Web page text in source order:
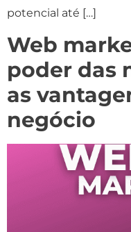
potencial até […]
Web
poder das
as
negócio